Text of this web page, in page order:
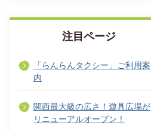
注目ページ
「らんらんタクシー」ご利用案
内
関西最大級の広さ！遊具広場が
リニューアルオープン！